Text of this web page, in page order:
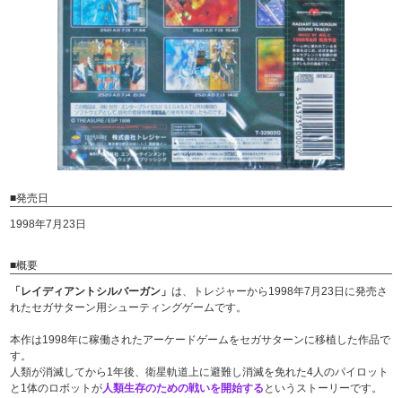
■発売日
1998年7月23日
■概要
「レイディアントシルバーガン」は、トレジャーから1998年7月23日に発売さ
れたセガサターン用シューティングゲームです。
本作は1998年に稼働されたアーケードゲームをセガサターンに移植した作品で
す。
人類が消滅してから1年後、衛星軌道上に避難し消滅を免れた4人のパイロット
と1体のロボットが人類生存のための戦いを開始する というストーリーです。